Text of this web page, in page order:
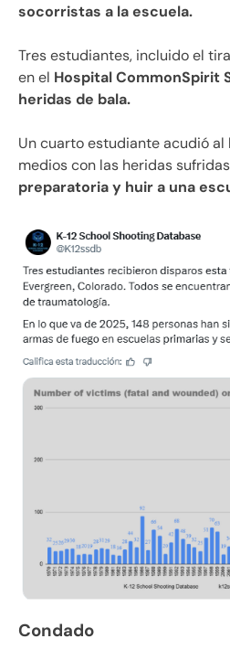
socorristas a la escuela.
Tres estudiantes, incluido el
en el Hospital CommonSpirit
heridas de bala.
Un cuarto estudiante acudió
medios con las heridas sufridas
preparatoria y huir a una
Condado